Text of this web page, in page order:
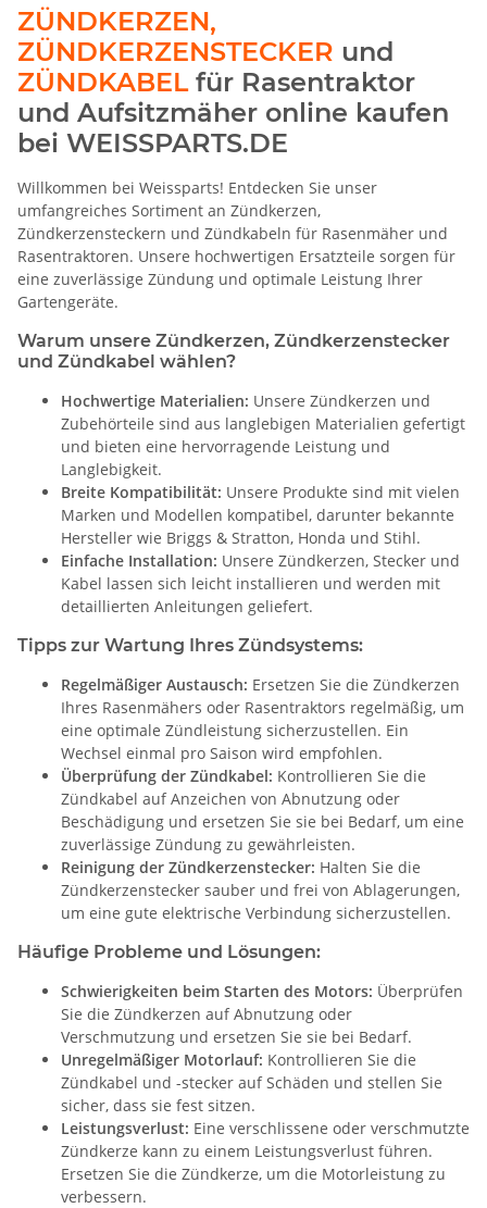
ZÜNDKERZEN,
ZÜNDKERZENSTECKER und
ZÜNDKABELfür Rasentraktor
und Aufsitzmäher online kaufen
bei WEISSPARTS.DE
Willkommen bei Weissparts! Entdecken Sie unser
umfangreiches Sortiment an Zündkerzen,
Zündkerzensteckern und Zündkabeln für Rasenmäher und
Rasentraktoren. Unsere hochwertigen Ersatzteile sorgen für
eine zuverlässige Zündung und optimale Leistung Ihrer
Gartengeräte.
Warum unsere Zündkerzen, Zündkerzenstecker
und Zündkabel wählen?
Hochwertige Materialien: Unsere Zündkerzen und
Zubehörteile sind aus langlebigen Materialien gefertigt
und bieten eine hervorragende Leistung und
Langlebigkeit.
Breite Kompatibilität: Unsere Produkte sind mit vielen
Marken und Modellen kompatibel, darunter bekannte
Hersteller wie Briggs & Stratton, Honda und Stihl.
Einfache Installation: Unsere Zündkerzen, Stecker und
Kabel lassen sich leicht installieren und werden mit
detaillierten Anleitungen geliefert.
Tipps zur Wartung Ihres Zündsystems:
Regelmäßiger Austausch: Ersetzen Sie die Zündkerzen
Ihres Rasenmähers oder Rasentraktors regelmäßig, um
eine optimale Zündleistung sicherzustellen. Ein
Wechsel einmal pro Saison wird empfohlen.
Überprüfung der Zündkabel: Kontrollieren Sie die
Zündkabel auf Anzeichen von Abnutzung oder
Beschädigung und ersetzen Sie sie bei Bedarf, um eine
zuverlässige Zündung zu gewährleisten.
Reinigung der Zündkerzenstecker: Halten Sie die
Zündkerzenstecker sauber und frei von Ablagerungen,
um eine gute elektrische Verbindung sicherzustellen.
Häufige Probleme und Lösungen:
Schwierigkeiten beim Starten des Motors: Überprüfen
Sie die Zündkerzen auf Abnutzung oder
Verschmutzung und ersetzen Sie sie bei Bedarf.
Unregelmäßiger Motorlauf: Kontrollieren Sie die
Zündkabel und -stecker auf Schäden und stellen Sie
sicher, dass sie fest sitzen.
Leistungsverlust: Eine verschlissene oder verschmutzte
Zündkerze kann zu einem Leistungsverlust führen.
Ersetzen Sie die Zündkerze, um die Motorleistung zu
verbessern.